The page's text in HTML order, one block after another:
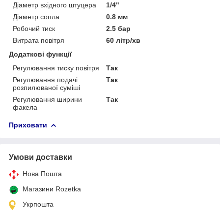
Діаметр вхідного штуцера
1/4"
Діаметр сопла
0.8 мм
Робочий тиск
2.5 бар
Витрата повітря
60 літр/хв
Додаткові функції
Регулювання тиску повітря
Так
Регулювання подачі
розпилюваної суміші
Так
Регулювання ширини
факела
Так
Приховати
Умови доставки
Нова Пошта
Магазини Rozetka
Укрпошта